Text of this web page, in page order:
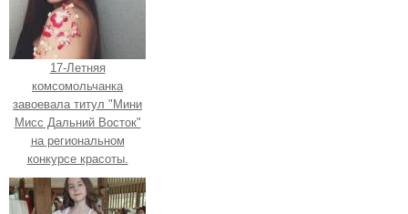
17-Летняя
комсомольчанка
завоевала титул "Мини
Мисс Дальний Восток"
на региональном
конкурсе красоты.